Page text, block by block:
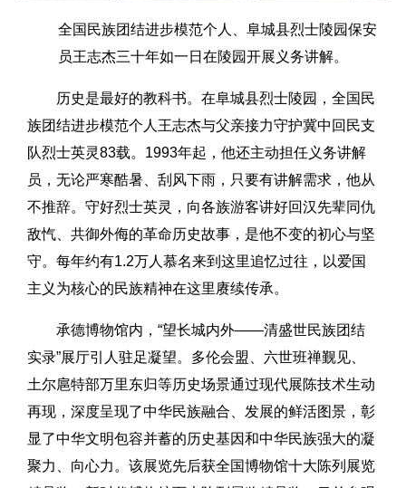
全国民族团结进步模范个人、阜城县烈士陵园保安
员王志杰三十年如一日在陵园开展义务讲解。
历史是最好的教科书。在阜城县烈士陵园，全国民
族团结进步模范个人王志杰与父亲接力守护冀中回民支
队烈士英灵83载。1993年起，他还主动担任义务讲解
员，无论严寒酷暑、刮风下雨，只要有讲解需求，他从
不推辞。守好烈士英灵，向各族游客讲好回汉先辈同仇
敌忾、共御外侮的革命历史故事，是他不变的初心与坚
守。每年约有1.2万人慕名来到这里追忆过往，以爱国
主义为核心的民族精神在这里赓续传承。
承德博物馆内，“望长城内外——清盛世民族团结
实录”展厅引人驻足凝望。多伦会盟、六世班禅觐见、
土尔扈特部万里东归等历史场景通过现代展陈技术生动
再现，深度呈现了中华民族融合、发展的鲜活图景，彰
显了中华文明包容并蓄的历史基因和中华民族强大的凝
聚力、向心力。该展览先后获全国博物馆十大陈列展览